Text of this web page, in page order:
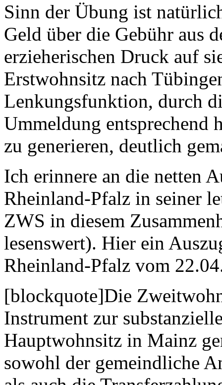
Sinn der Übung ist
Geld über die Gebühr aus
erzieherischen Druck auf
Erstwohnsitz nach
Lenkungsfunktion, durch
Ummeldung entsprechend
zu generieren, deutlich
Ich erinnere an die netten
Rheinland-Pfalz in seiner
ZWS in diesem
lesenswert). Hier ein
Rheinland-Pfalz vom
[blockquote]Die
Instrument zur
Hauptwohnsitz in Mainz
sowohl der gemeindliche